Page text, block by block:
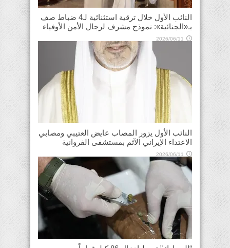
النائب الأول خلال ترقية استثنائية لـ4 ضباط صف
بـ«الجنائية»: نموذج مشرف لرجال الأمن الأوفياء
2026/06/11
النائب الأول يزور المصاب عايض العتيبي ومصابي
الاعتداء الإيراني الآثم بمستشفى الفروانية
2026/06/11